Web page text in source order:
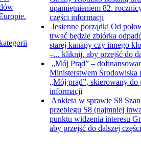
upamiętnieniem 82.
części informacji
Jesienne porządki Od
trwać będzie zbiórka
starej kanapy czy innego
–... kliknij, aby przejść do
„Mój Prąd” –
Ministerstwem Środowiska
„Mój prąd”, skierowany
informacji
Ankieta w sprawie S8
przebiegu S8 (najmniej
punktu widzenia interesu
aby przejść do dalszej